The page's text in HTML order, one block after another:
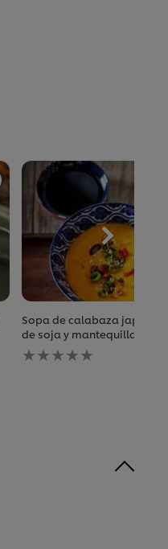
Sopa de calabaza
de soja y mantequilla
No
se